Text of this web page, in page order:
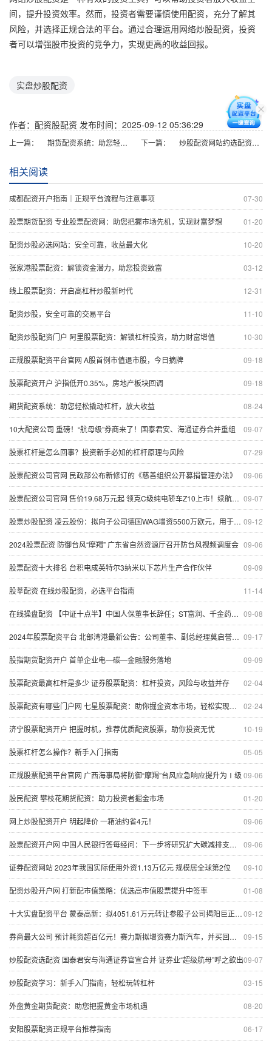
间，提升投资效率。然而，投资者需要谨慎使用配资，充分了解其
风险，并选择正规合法的平台。通过合理运用网络炒股配资，投资
者可以增强股市投资的竞争力，实现更高的收益回报。
实盘炒股配资
作者：配资股配资 发布时间：2025-09-12 05:36:29
上一篇： 期货配资系统：助您轻松撬动杠杆，放大收益 下一篇： 炒股配资网站约选配资，助您投资更轻松
相关阅读
07-30
成都配资开户指南｜正规平台流程与注意事项
01-20
股票期货配资 专业股票配资网：助您把握市场先机，实现财富梦想
10-20
配资炒股必选网站：安全可靠，收益最大化
03-12
张家港股票配资：解锁资金潜力，助您投资致富
12-31
线上股票配资：开启高杠杆炒股新时代
11-10
配资炒股，安全可靠的交易平台
10-30
配资炒股配资门户 阿里股票配资：解锁杠杆投资，助力财富增值
09-18
正规股票配资平台官网 A股首例市值退市股，今日摘牌
09-18
股票配资开户 沪指低开0.35%，房地产板块回调
08-24
期货配资系统：助您轻松撬动杠杆，放大收益
09-07
10大配资公司 重磅！“航母级”券商来了！国泰君安、海通证券合并重组
07-29
股票杠杆是怎么回事？投资新手必知的杠杆原理与风险
09-06
股票配资公司官网 民政部公布新修订的《慈善组织公开募捐管理办法》
09-07
股票配资公司官网 售价19.68万元起 领克C级纯电轿车Z10上市！续航里程最高806公里 吉利副总裁：不用模仿来致敬豪华
09-12
股票炒股配资 凌云股份：拟向子公司德国WAG增资5500万欧元，用于偿还相应借款
09-06
2024股票配资 防御台风“摩羯” 广东省自然资源厅召开防台风视频调度会
09-09
股票配资十大排名 台积电成英特尔3纳米以下芯片生产合作伙伴
11-14
股莘配资 在线炒股配资，必选平台指南
09-08
在线操盘配资 【中证十点半】中国人保董事长辞任；ST富润、千金药业下周一起复牌
09-17
2024年股票配资平台 北部湾港最新公告：公司董事、副总经理莫启誉辞职
09-09
股指期货配资开户 首单企业电—碳—金融服务落地
02-04
股票配资最高杠杆是多少 证券股票配资：杠杆投资，风险与收益并存
02-24
股票配资有哪些门户网 七星股票配资：助你掘金资本市场，轻松实现财富梦想
10-19
济宁股票配资开户 把握时机，推荐优质配资股票，助你投资无忧
05-05
股票杠杆怎么操作？新手入门指南
09-06
正规股票配资平台官网 广西海事局将防御“摩羯”台风应急响应提升为Ⅰ级
01-20
股民配资 攀枝花期货配资：助力投资者掘金市场
09-06
网上炒股配资开户 明起降价 一箱油约省4元！
09-06
股票配资开户网 中国人民银行答每经问：下一步将研究扩大碳减排支持工具的支持范围，扩大再贷款规模
09-10
证券配资网站 2023年我国实际使用外资1.13万亿元 规模居全球第2位
01-08
配资炒股开户网 打新配市值策略：优选高市值股票提升中签率
09-12
十大实盘配资平台 蒙泰高新：拟4051.61万元转让参股子公司揭阳巨正源12%股权
09-15
券商最大公司 预计耗资超百亿元！赛力斯拟增资赛力斯汽车，并买回超级工厂
09-07
炒股配资选配资 国泰君安与海通证券官宣合并 证券业“超级航母”呼之欲出
03-15
炒股配资学习：新手入门指南，轻松玩转杠杆
08-20
外盘黄金期货配资：助您把握黄金市场机遇
06-17
安阳股票配资正规平台推荐指南